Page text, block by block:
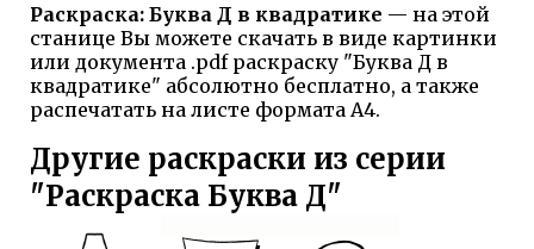
Раскраска: Буква Д в квадратике — на этой
станице Вы можете скачать в виде картинки
или документа .pdf раскраску "Буква Д в
квадратике" абсолютно бесплатно, а также
распечатать на листе формата А4.
Другие раскраски из серии
"Раскраска Буква Д"